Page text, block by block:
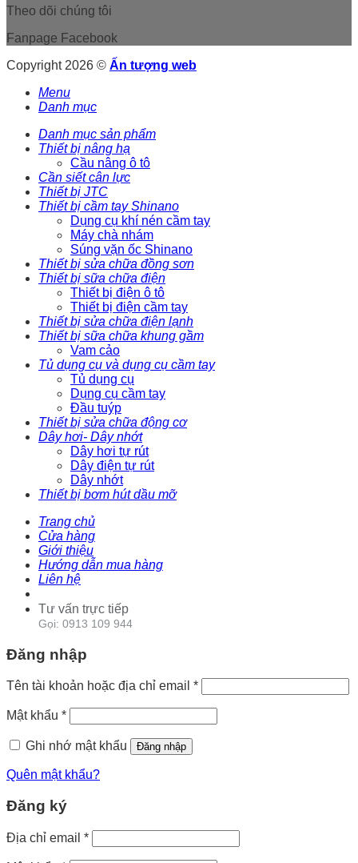
Theo dõi chúng tôi
Fanpage Facebook
Copyright 2026 © Ấn tượng web
Menu
Danh mục
Danh mục sản phẩm
Thiết bị nâng hạ
Cầu nâng ô tô
Cần siết cân lực
Thiết bị JTC
Thiết bị cầm tay Shinano
Dụng cụ khí nén cầm tay
Máy chà nhám
Súng vặn ốc Shinano
Thiết bị sửa chữa đồng sơn
Thiết bị sữa chữa điện
Thiết bị điện ô tô
Thiết bị điện cầm tay
Thiết bị sửa chữa điện lạnh
Thiết bị sữa chữa khung gầm
Vam cảo
Tủ dụng cụ và dụng cụ cầm tay
Tủ dụng cụ
Dụng cụ cầm tay
Đầu tuýp
Thiết bị sửa chữa động cơ
Dây hơi- Dây nhớt
Dây hơi tự rút
Dây điện tự rút
Dây nhớt
Thiết bị bơm hút dầu mỡ
Trang chủ
Cửa hàng
Giới thiệu
Hướng dẫn mua hàng
Liên hệ
Tư vấn trực tiếp
Gọi: 0913 109 944
Đăng nhập
Tên tài khoản hoặc địa chỉ email *
Mật khẩu *
Ghi nhớ mật khẩu Đăng nhập
Quên mật khẩu?
Đăng ký
Địa chỉ email *